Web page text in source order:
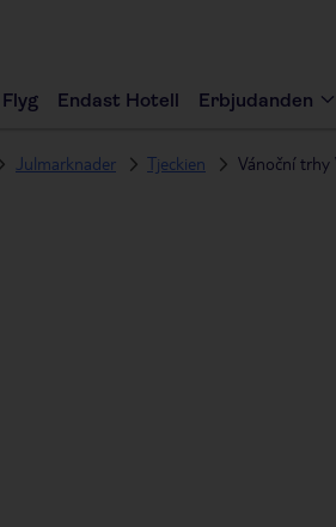
Endast Hotell Erbjudanden
Julmarknader Tjeckien Vánoční trhy